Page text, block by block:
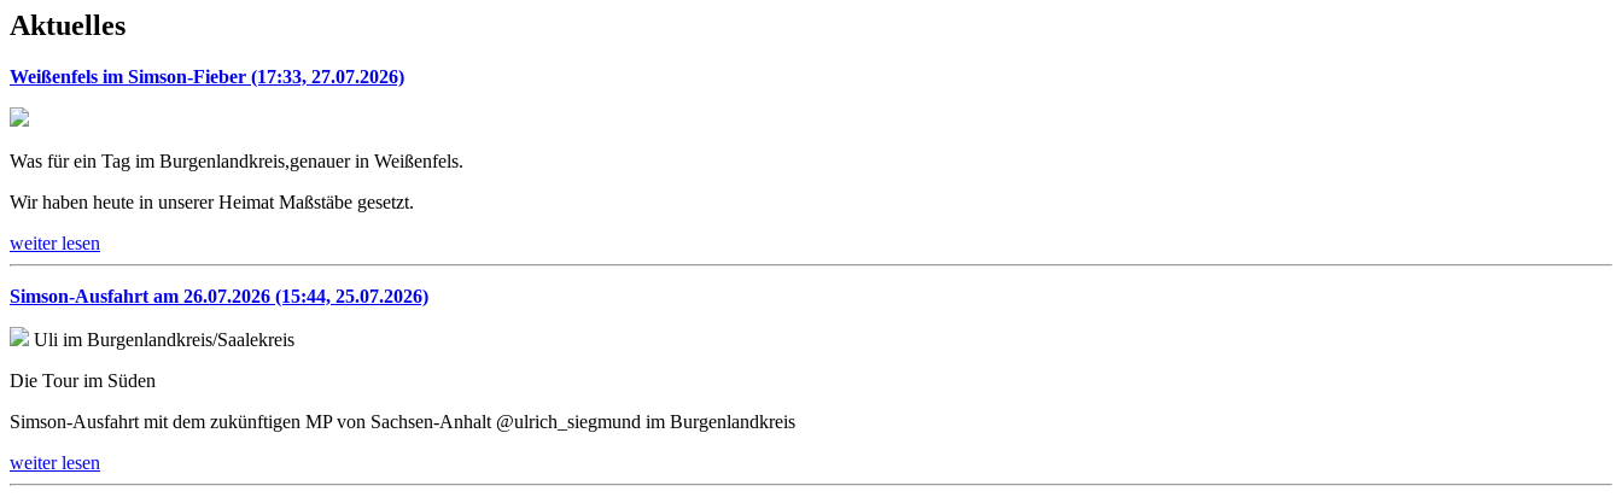
Aktuelles
Weißenfels im Simson-Fieber (17:33, 27.07.2026)
Was für ein Tag im Burgenlandkreis,genauer in Weißenfels.
Wir haben heute in unserer Heimat Maßstäbe gesetzt.
weiter lesen
Simson-Ausfahrt am 26.07.2026 (15:44, 25.07.2026)
Uli im Burgenlandkreis/Saalekreis
Die Tour im Süden
Simson-Ausfahrt mit dem zukünftigen MP von Sachsen-Anhalt @ulrich_siegmund im Burgenlandkreis
weiter lesen